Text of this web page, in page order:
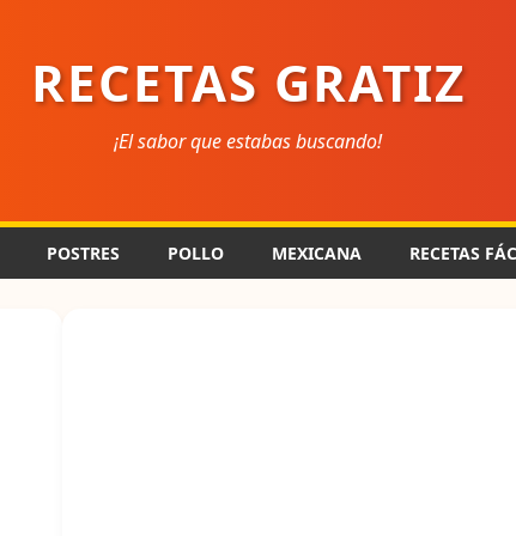
RECETAS GRATIZ
¡El sabor que estabas buscando!
POSTRES POLLO MEXICANA RECETAS